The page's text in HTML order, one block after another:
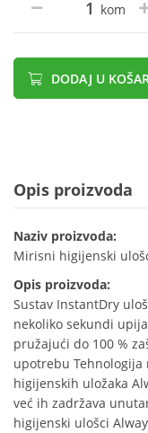
kom
DODAJ U
Opis proizvoda
Naziv proizvoda:
Mirisni higijenski
Opis proizvoda:
Sustav InstantDry
nekoliko sekundi
pružajući do 100 %
upotrebu
higijenskih uložaka
već ih zadržava
higijenski ulošci